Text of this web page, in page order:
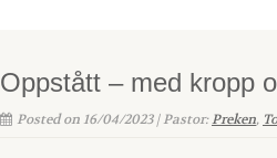
Oppstått – med kropp
Posted on 16/04/2023 | Pastor:Preken,